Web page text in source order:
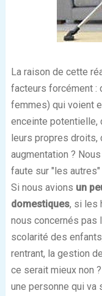
La raison de cette
facteurs forcément :
femmes) qui voient
enceinte potentielle,
leurs propres droits,
augmentation ?
faute sur "les autres"
Si nous avions un
domestiques, si les
nous concernés pas
scolarité des
rentrant, la gestion
ce serait mieux non
une personne qui va